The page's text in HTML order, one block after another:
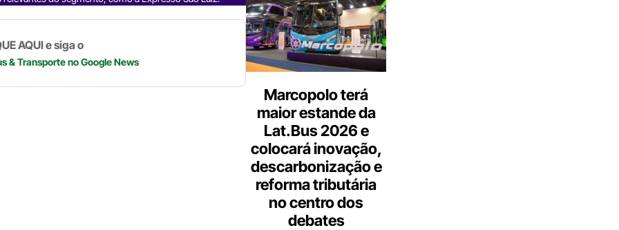
p k
AQUI e siga o
& Transporteno Google News
Marcopolo terá
maior estande da
Lat.Bus 2026 e
colocará inovação,
descarbonização e
reforma tributária
no centro dos
debates